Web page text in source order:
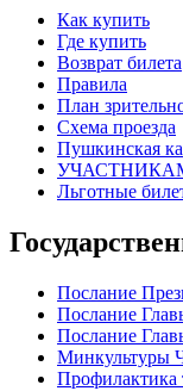
Как купить
Где купить
Возврат билета
Правила
План
Схема проезда
Пушкинская
Льготные
Послание
Послание
Послание
Минкультуры
Профилактика